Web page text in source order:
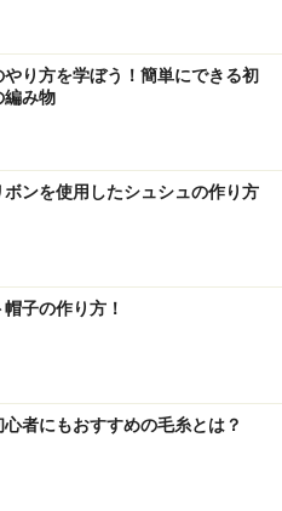
編み」を66目+2目（ゆと
」にします。
裏山を棒針で拾います。
り方を学ぼう！簡単にできる初
編み物
ンを使用したシュシュの作り方
子の作り方！
者にもおすすめの毛糸とは？